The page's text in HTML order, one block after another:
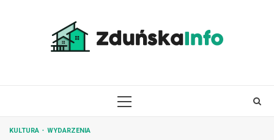
PRIMARY
KULTURA WYDARZENIA